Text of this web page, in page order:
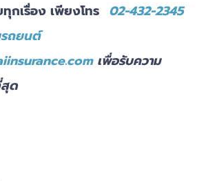
กเรื่อง เพียงโทร 02-432-2345
ถยนต์
เพื่อรับความ
ด